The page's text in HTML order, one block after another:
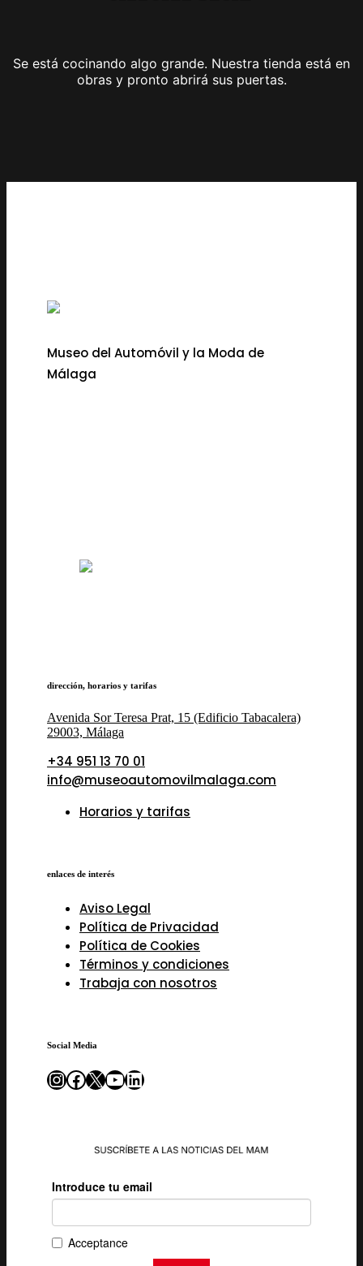
Se está cocinando algo grande. Nuestra tienda está en
obras y pronto abrirá sus puertas.
Museo del Automóvil y la Moda de
Málaga
dirección, horarios y tarifas
Avenida Sor Teresa Prat, 15 (Edificio Tabacalera)
29003, Málaga
+34 951 13 70 01
info@museoautomovilmalaga.com
Horarios y tarifas
enlaces de interés
Aviso Legal
Política de Privacidad
Política de Cookies
Términos y condiciones
Trabaja con nosotros
Social Media
Instagram
Facebook
X YouTube
LinkedIn